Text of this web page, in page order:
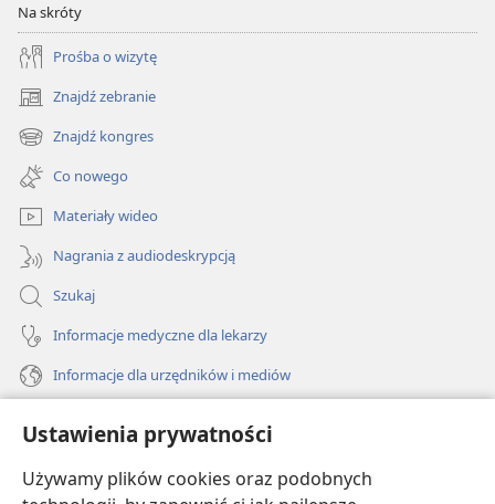
Ustawienia prywatności
Używamy plików cookies oraz podobnych
Na skróty
Prośba o wizytę
Znajdź zebranie
(opens
new
window)
Znajdź kongres
(opens
new
window)
Co nowego
Materiały wideo
Nagrania z audiodeskrypcją
Szukaj
Informacje medyczne dla lekarzy
Informacje dla urzędników i mediów
Darowizny
(opens